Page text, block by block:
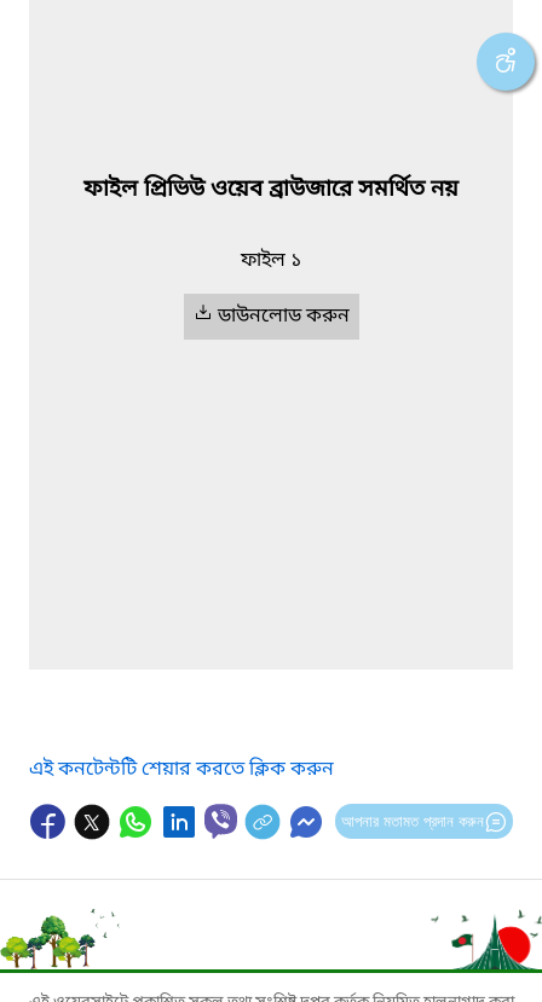
ফাইল প্রিভিউ ওয়েব ব্রাউজারে সমর্থিত নয়
ফাইল ১
ডাউনলোড করুন
এই কনটেন্টটি শেয়ার করতে ক্লিক করুন
আপনার মতামত প্রদান করুন